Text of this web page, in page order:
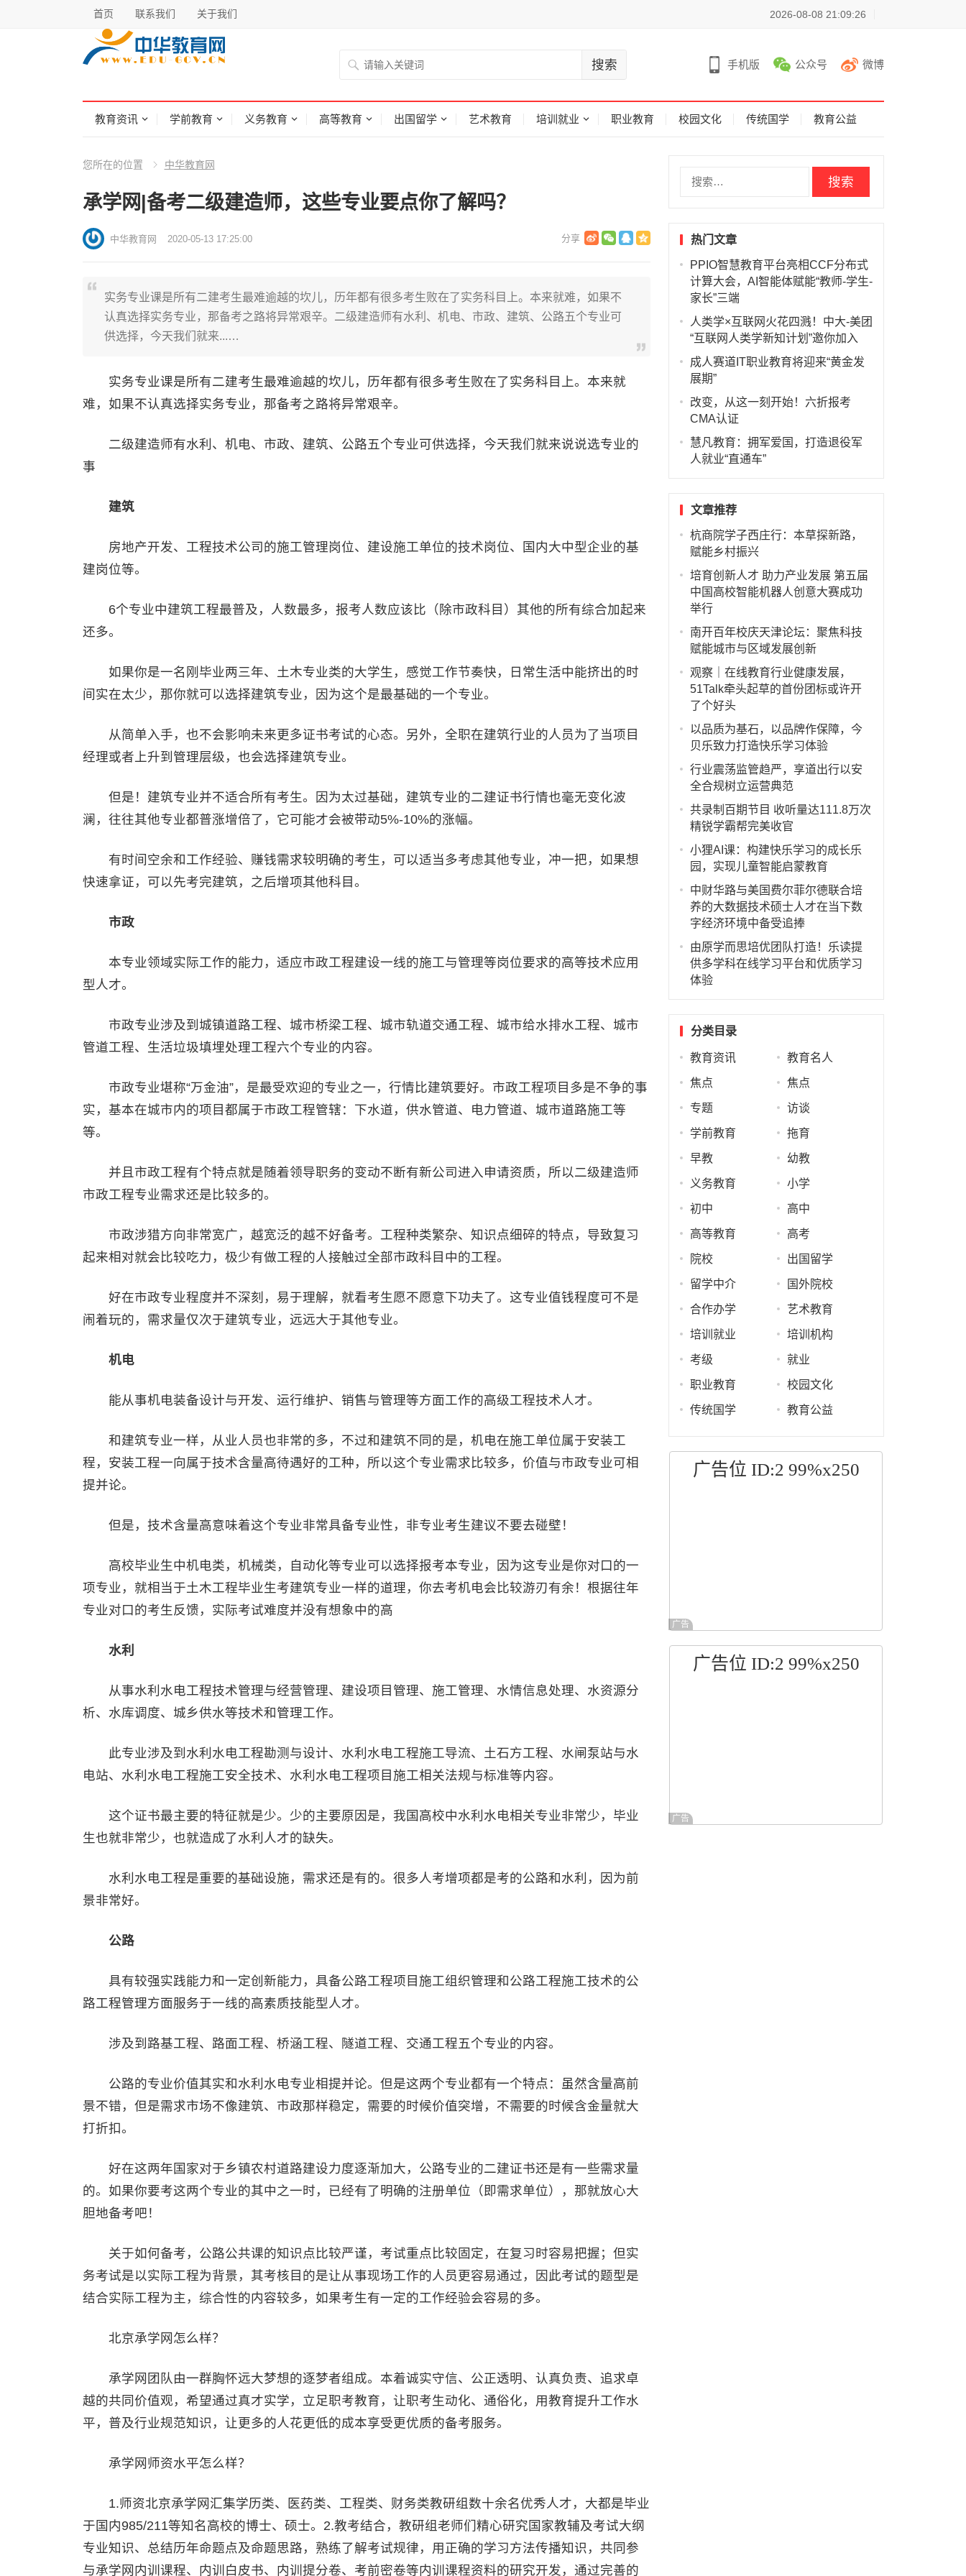
首页 联系我们 关于我们 2026-08-08 21:09:26
手机版 公众号 微博
教育资讯 学前教育 义务教育 高等教育 出国留学 艺术教育 培训就业 职业教育 校园文化 传统国学 教育公益
您所在的位置 中华教育网
承学网|备考二级建造师，这些专业要点你了解吗？
中华教育网 2020-05-13 17:25:00
实务专业课是所有二建考生最难逾越的坎儿，历年都有很多考生败在了实务科目上。本来就难，如果不
认真选择实务专业，那备考之路将异常艰辛。二级建造师有水利、机电、市政、建筑、公路五个专业可
供选择，今天我们就来...…
实务专业课是所有二建考生最难逾越的坎儿，历年都有很多考生败在了实务科目上。本来就
难，如果不认真选择实务专业，那备考之路将异常艰辛。
二级建造师有水利、机电、市政、建筑、公路五个专业可供选择，今天我们就来说说选专业的
事
建筑
房地产开发、工程技术公司的施工管理岗位、建设施工单位的技术岗位、国内大中型企业的基
建岗位等。
6个专业中建筑工程最普及，人数最多，报考人数应该比（除市政科目）其他的所有综合加起来
还多。
如果你是一名刚毕业两三年、土木专业类的大学生，感觉工作节奏快，日常生活中能挤出的时
间实在太少，那你就可以选择建筑专业，因为这个是最基础的一个专业。
从简单入手，也不会影响未来更多证书考试的心态。另外，全职在建筑行业的人员为了当项目
经理或者上升到管理层级，也会选择建筑专业。
但是！建筑专业并不适合所有考生。因为太过基础，建筑专业的二建证书行情也毫无变化波
澜，往往其他专业都普涨增倍了，它可能才会被带动5%-10%的涨幅。
有时间空余和工作经验、赚钱需求较明确的考生，可以适当多考虑其他专业，冲一把，如果想
快速拿证，可以先考完建筑，之后增项其他科目。
市政
本专业领域实际工作的能力，适应市政工程建设一线的施工与管理等岗位要求的高等技术应用
型人才。
市政专业涉及到城镇道路工程、城市桥梁工程、城市轨道交通工程、城市给水排水工程、城市
管道工程、生活垃圾填埋处理工程六个专业的内容。
市政专业堪称“万金油”，是最受欢迎的专业之一，行情比建筑要好。市政工程项目多是不争的事
实，基本在城市内的项目都属于市政工程管辖：下水道，供水管道、电力管道、城市道路施工等
等。
并且市政工程有个特点就是随着领导职务的变动不断有新公司进入申请资质，所以二级建造师
市政工程专业需求还是比较多的。
市政涉猎方向非常宽广，越宽泛的越不好备考。工程种类繁杂、知识点细碎的特点，导致复习
起来相对就会比较吃力，极少有做工程的人接触过全部市政科目中的工程。
好在市政专业程度并不深刻，易于理解，就看考生愿不愿意下功夫了。这专业值钱程度可不是
闹着玩的，需求量仅次于建筑专业，远远大于其他专业。
机电
能从事机电装备设计与开发、运行维护、销售与管理等方面工作的高级工程技术人才。
和建筑专业一样，从业人员也非常的多，不过和建筑不同的是，机电在施工单位属于安装工
程，安装工程一向属于技术含量高待遇好的工种，所以这个专业需求比较多，价值与市政专业可相
提并论。
但是，技术含量高意味着这个专业非常具备专业性，非专业考生建议不要去碰壁！
高校毕业生中机电类，机械类，自动化等专业可以选择报考本专业，因为这专业是你对口的一
项专业，就相当于土木工程毕业生考建筑专业一样的道理，你去考机电会比较游刃有余！根据往年
专业对口的考生反馈，实际考试难度并没有想象中的高
水利
从事水利水电工程技术管理与经营管理、建设项目管理、施工管理、水情信息处理、水资源分
析、水库调度、城乡供水等技术和管理工作。
此专业涉及到水利水电工程勘测与设计、水利水电工程施工导流、土石方工程、水闸泵站与水
电站、水利水电工程施工安全技术、水利水电工程项目施工相关法规与标准等内容。
这个证书最主要的特征就是少。少的主要原因是，我国高校中水利水电相关专业非常少，毕业
生也就非常少，也就造成了水利人才的缺失。
水利水电工程是重要的基础设施，需求还是有的。很多人考增项都是考的公路和水利，因为前
景非常好。
公路
具有较强实践能力和一定创新能力，具备公路工程项目施工组织管理和公路工程施工技术的公
路工程管理方面服务于一线的高素质技能型人才。
涉及到路基工程、路面工程、桥涵工程、隧道工程、交通工程五个专业的内容。
公路的专业价值其实和水利水电专业相提并论。但是这两个专业都有一个特点：虽然含量高前
景不错，但是需求市场不像建筑、市政那样稳定，需要的时候价值突增，不需要的时候含金量就大
打折扣。
好在这两年国家对于乡镇农村道路建设力度逐渐加大，公路专业的二建证书还是有一些需求量
的。如果你要考这两个专业的其中之一时，已经有了明确的注册单位（即需求单位），那就放心大
胆地备考吧！
关于如何备考，公路公共课的知识点比较严谨，考试重点比较固定，在复习时容易把握；但实
务考试是以实际工程为背景，其考核目的是让从事现场工作的人员更容易通过，因此考试的题型是
结合实际工程为主，综合性的内容较多，如果考生有一定的工作经验会容易的多。
北京承学网怎么样？
承学网团队由一群胸怀远大梦想的逐梦者组成。本着诚实守信、公正透明、认真负责、追求卓
越的共同价值观，希望通过真才实学，立足职考教育，让职考生动化、通俗化，用教育提升工作水
平，普及行业规范知识，让更多的人花更低的成本享受更优质的备考服务。
承学网师资水平怎么样？
1.师资北京承学网汇集学历类、医药类、工程类、财务类教研组数十余名优秀人才，大都是毕业
于国内985/211等知名高校的博士、硕士。2.教考结合，教研组老师们精心研究国家教辅及考试大纲
专业知识、总结历年命题点及命题思路，熟练了解考试规律，用正确的学习方法传播知识，共同参
与承学网内训课程、内训白皮书、内训提分卷、考前密卷等内训课程资料的研究开发，通过完善的
热门文章
PPIO智慧教育平台亮相CCF分布式
计算大会，AI智能体赋能“教师-学生-
家长”三端
人类学×互联网火花四溅！中大-美团
“互联网人类学新知计划”邀你加入
成人赛道IT职业教育将迎来“黄金发
展期”
改变，从这一刻开始！六折报考
CMA认证
慧凡教育：拥军爱国，打造退役军
人就业“直通车”
文章推荐
杭商院学子西庄行：本草探新路，
赋能乡村振兴
培育创新人才 助力产业发展 第五届
中国高校智能机器人创意大赛成功
举行
南开百年校庆天津论坛：聚焦科技
赋能城市与区域发展创新
观察｜在线教育行业健康发展，
51Talk牵头起草的首份团标或许开
了个好头
以品质为基石，以品牌作保障，今
贝乐致力打造快乐学习体验
行业震荡监管趋严，享道出行以安
全合规树立运营典范
共录制百期节目 收听量达111.8万次
精锐学霸帮完美收官
小狸AI课：构建快乐学习的成长乐
园，实现儿童智能启蒙教育
中财华路与美国费尔菲尔德联合培
养的大数据技术硕士人才在当下数
字经济环境中备受追捧
由原学而思培优团队打造！乐读提
供多学科在线学习平台和优质学习
体验
分类目录
教育资讯 教育名人
焦点 焦点
专题 访谈
学前教育 拖育
早教 幼教
义务教育 小学
初中 高中
高等教育 高考
院校 出国留学
留学中介 国外院校
合作办学 艺术教育
培训就业 培训机构
考级 就业
职业教育 校园文化
传统国学 教育公益
广告位 ID:2 99%x250
广告
广告位 ID:2 99%x250
广告